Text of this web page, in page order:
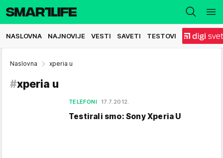
NASLOVNA NAJNOVIJE VESTI SAVETI TESTOVI
Naslovna xperia u
#xperia u
TELEFONI 17.7.2012.
Testirali smo: Sony Xperia U